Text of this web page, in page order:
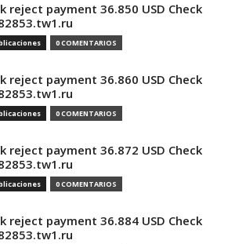
reject payment 36.850 USD Check
0 COMENTARIOS
reject payment 36.860 USD Check
0 COMENTARIOS
reject payment 36.872 USD Check
0 COMENTARIOS
reject payment 36.884 USD Check